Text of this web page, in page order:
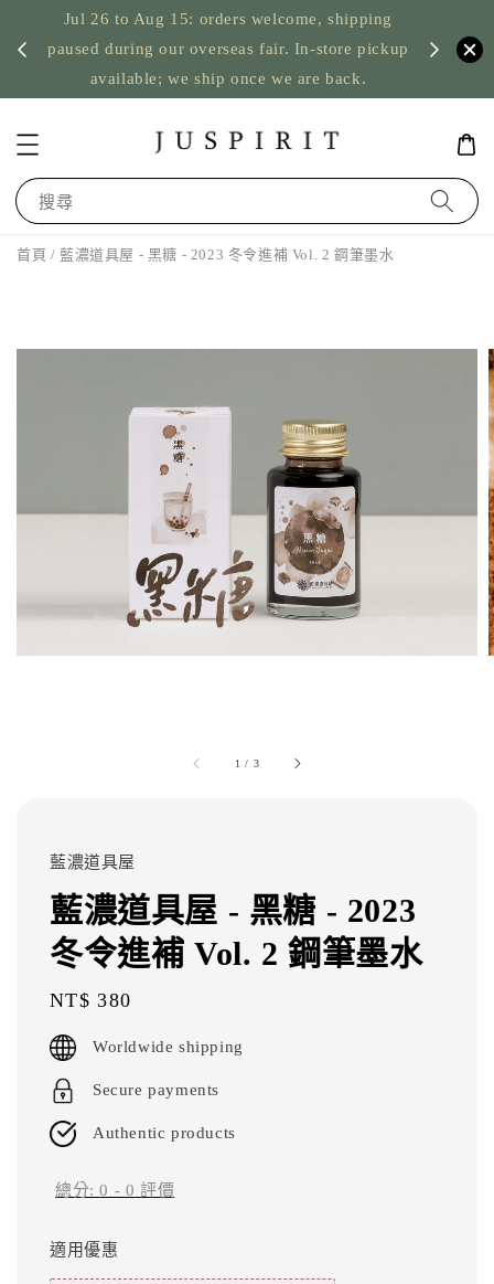
Jul 26 to Aug 15: orders welcome, shipping
paused during our overseas fair. In-store pickup
available; we ship once we are back.
US
搜尋
首頁 / 藍濃道具屋 - 黑糖 - 2023 冬令進補 Vol. 2 鋼筆墨水
1 / 3
藍濃道具屋
藍濃道具屋 - 黑糖 - 2023
冬令進補 Vol. 2 鋼筆墨水
Regular
price
NT$ 380
Worldwide shipping
Secure payments
Authentic products
總分:0 - 0 評價
適用優惠